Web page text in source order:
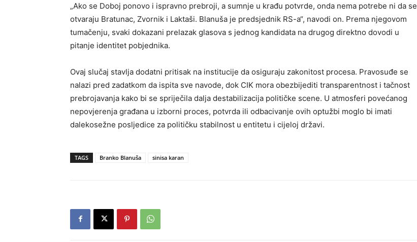
„Ako se Doboj ponovo i ispravno prebroji, a sumnje u krađu potvrde, onda nema potrebe ni da se
otvaraju Bratunac, Zvornik i Laktaši. Blanuša je predsjednik RS-a“, navodi on. Prema njegovom
tumačenju, svaki dokazani prelazak glasova s jednog kandidata na drugog direktno dovodi u
pitanje identitet pobjednika.
Ovaj slučaj stavlja dodatni pritisak na institucije da osiguraju zakonitost procesa. Pravosuđe se
nalazi pred zadatkom da ispita sve navode, dok CIK mora obezbijediti transparentnost i tačnost
prebrojavanja kako bi se spriječila dalja destabilizacija političke scene. U atmosferi povećanog
nepovjerenja građana u izborni proces, potvrda ili odbacivanje ovih optužbi moglo bi imati
dalekosežne posljedice za političku stabilnost u entitetu i cijeloj državi.
TAGS Branko Blanuša sinisa karan